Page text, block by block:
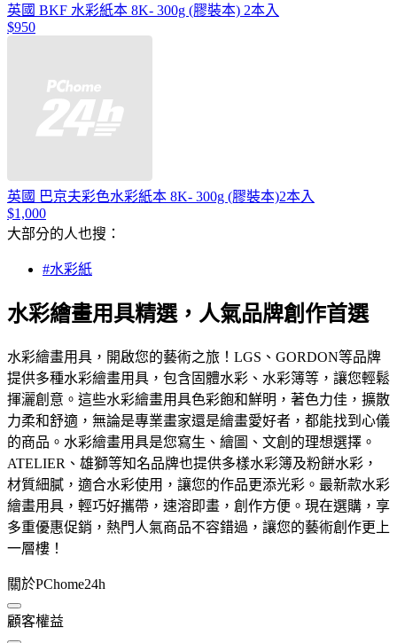
英國 BKF 水彩紙本 8K- 300g (膠裝本) 2本入
$950
英國 巴京夫彩色水彩紙本 8K- 300g (膠裝本)2本入
$1,000
大部分的人也搜：
#水彩紙
水彩繪畫用具精選，人氣品牌創作首選
水彩繪畫用具，開啟您的藝術之旅！LGS、GORDON等品牌
提供多種水彩繪畫用具，包含固體水彩、水彩簿等，讓您輕鬆
揮灑創意。這些水彩繪畫用具色彩飽和鮮明，著色力佳，擴散
力柔和舒適，無論是專業畫家還是繪畫愛好者，都能找到心儀
的商品。水彩繪畫用具是您寫生、繪圖、文創的理想選擇。
ATELIER、雄獅等知名品牌也提供多樣水彩簿及粉餅水彩，
材質細膩，適合水彩使用，讓您的作品更添光彩。最新款水彩
繪畫用具，輕巧好攜帶，速溶即畫，創作方便。現在選購，享
多重優惠促銷，熱門人氣商品不容錯過，讓您的藝術創作更上
一層樓！
關於PChome24h
顧客權益